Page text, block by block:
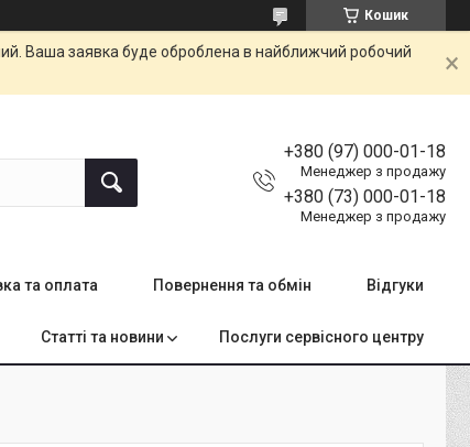
Кошик
Ваша заявка буде оброблена в найближчий робочий
+380 (97) 000-01-18
Менеджер з продажу
+380 (73) 000-01-18
Менеджер з продажу
та оплата Повернення та обмін Відгуки
Статті та новини Послуги сервісного центру